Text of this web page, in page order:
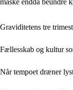
måske endda beundre
Graviditetens tre
Fællesskab og kultur
Når tempoet dræner